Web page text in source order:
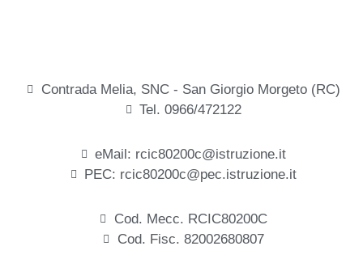
Contrada Melia, SNC - San Giorgio Morgeto (RC)
Tel. 0966/472122
eMail: rcic80200c@istruzione.it
PEC: rcic80200c@pec.istruzione.it
Cod. Mecc. RCIC80200C
Cod. Fisc. 82002680807